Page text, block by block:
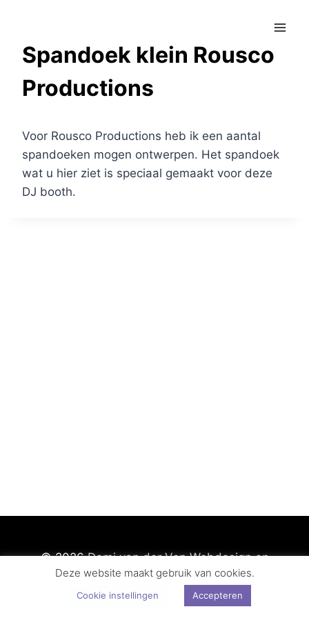
inhoudSpandoek klein Rousco
Productions
Voor Rousco Productions heb ik een aantal
spandoeken mogen ontwerpen. Het spandoek
wat u hier ziet is speciaal gemaakt voor deze
DJ booth.
© 2026Demi van der Ven Webdesign en
Fotografie
Deze website maakt gebruik van cookies.
Cookie instellingen Accepteren